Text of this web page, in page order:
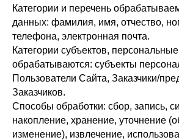
Категории и перечень
данных: фамилия, имя, отчество,
телефона, электронная почта.
Категории субъектов,
обрабатываются: субъекты
Пользователи Сайта, Заказчики/
Заказчиков.
Способы обработки: сбор, запись,
накопление, хранение, уточнение
изменение), извлечение,